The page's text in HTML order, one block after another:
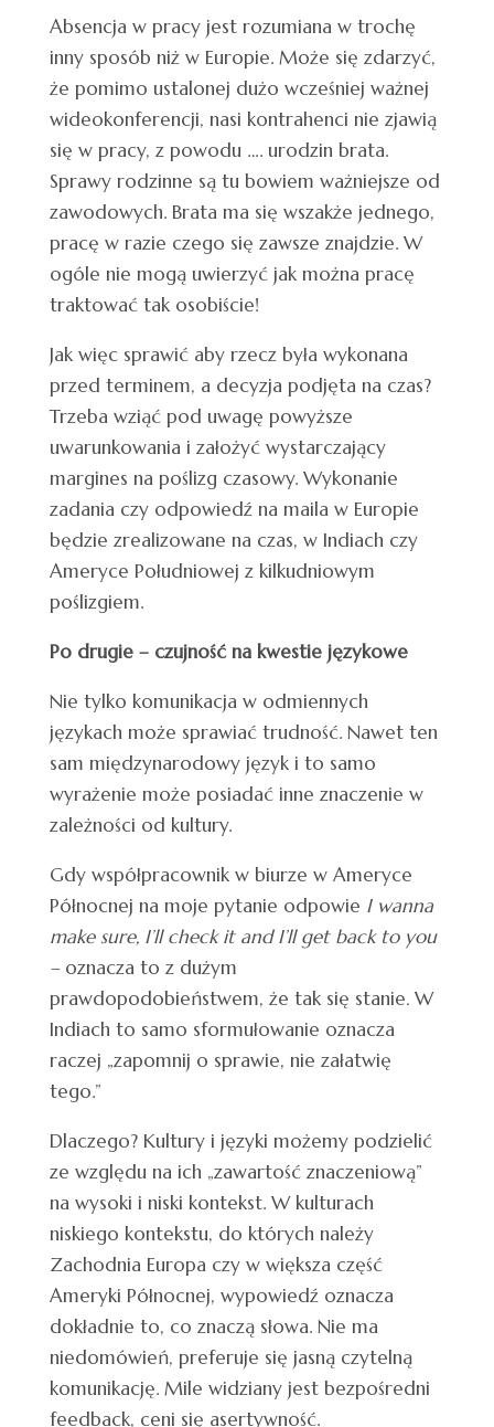
Absencja w pracy jest rozumiana w trochę
inny sposób niż w Europie. Może się zdarzyć,
że pomimo ustalonej dużo wcześniej ważnej
wideokonferencji, nasi kontrahenci nie zjawią
się w pracy, z powodu …. urodzin brata.
Sprawy rodzinne są tu bowiem ważniejsze od
zawodowych. Brata ma się wszakże jednego,
pracę w razie czego się zawsze znajdzie. W
ogóle nie mogą uwierzyć jak można pracę
traktować tak osobiście!
Jak więc sprawić aby rzecz była wykonana
przed terminem, a decyzja podjęta na czas?
Trzeba wziąć pod uwagę powyższe
uwarunkowania i założyć wystarczający
margines na poślizg czasowy. Wykonanie
zadania czy odpowiedź na maila w Europie
będzie zrealizowane na czas, w Indiach czy
Ameryce Południowej z kilkudniowym
poślizgiem.
Po drugie – czujność na kwestie językowe
Nie tylko komunikacja w odmiennych
językach może sprawiać trudność. Nawet ten
sam międzynarodowy język i to samo
wyrażenie może posiadać inne znaczenie w
zależności od kultury.
Gdy współpracownik w biurze w Ameryce
Północnej na moje pytanie odpowie I wanna
make sure, I’ll check it and I’ll get back to you
–oznacza to z dużym
prawdopodobieństwem, że tak się stanie.W
Indiach to samo sformułowanie oznacza
raczej „zapomnij o sprawie, nie załatwię
tego.”
Dlaczego? Kultury i języki możemy podzielić
ze względu na ich „zawartość znaczeniową”
na wysoki i niski kontekst. W kulturach
niskiego kontekstu, do których należy
Zachodnia Europa czy w większa część
Ameryki Północnej, wypowiedź oznacza
dokładnie to, co znaczą słowa. Nie ma
niedomówień, preferuje się jasną czytelną
komunikację. Mile widziany jest bezpośredni
feedback, ceni się asertywność.